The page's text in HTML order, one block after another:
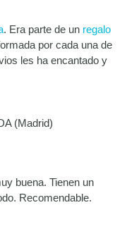
. Era parte de un regalo
por cada una de
les ha encantado y
(Madrid)
buena. Tienen un
Recomendable.